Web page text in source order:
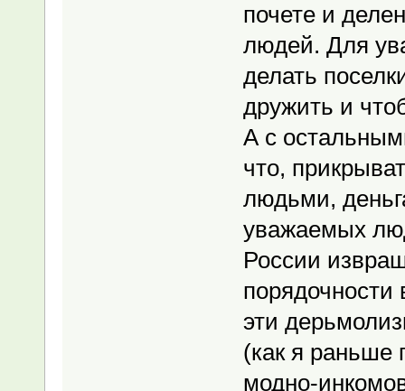
почете и
людей. Для
делать
дружить и
А с
что,
людьми,
уважаемых
России
порядочности
эти
(как я раньше
модно-